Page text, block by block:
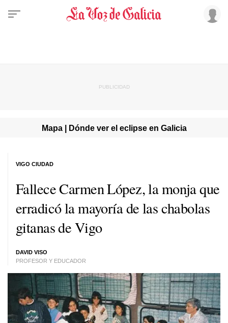
Mapa | Dónde ver el eclipse en Galicia
Fallece Carmen López, la monja que
erradicó la mayoría de las chabolas
gitanas de Vigo
DAVID VISO
PROFESOR Y EDUCADOR
VIGO CIUDAD